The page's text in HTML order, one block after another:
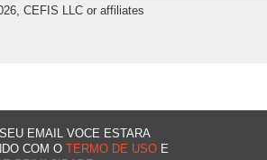
CEFIS LLC or affiliates
EMAIL VOCE ESTARA
COM O
TERMO DE USO E